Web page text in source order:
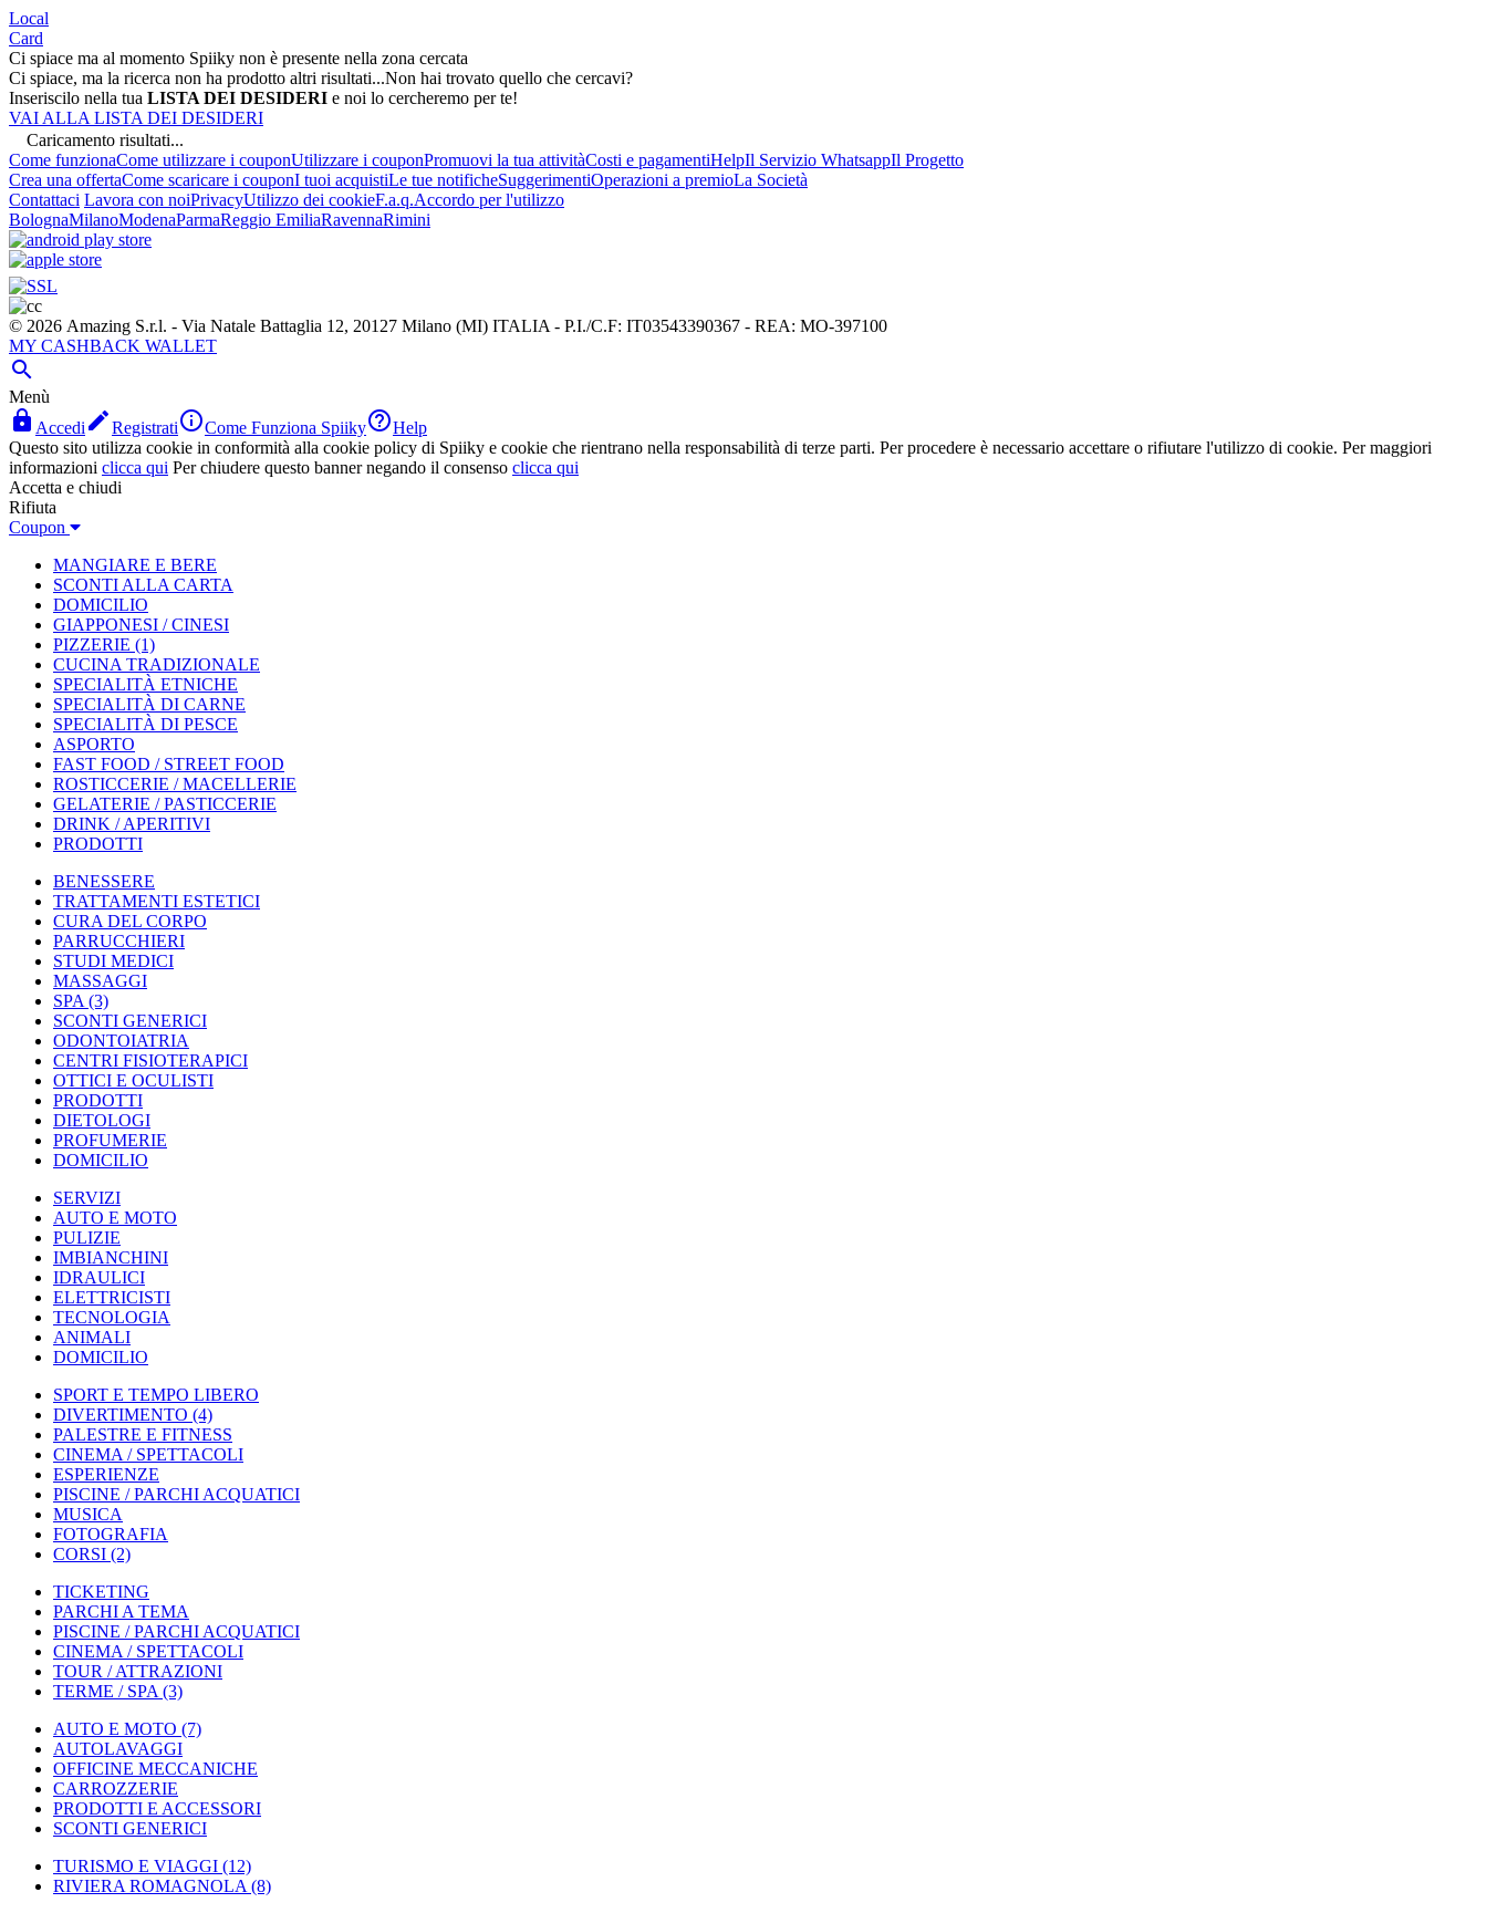
Local
Card
Ci spiace ma al momento Spiiky non è presente nella zona cercata
Ci spiace, ma la ricerca non ha prodotto altri risultati...Non hai trovato quello che cercavi?
Inseriscilo nella tua LISTA DEI DESIDERI e noi lo cercheremo per te!
VAI ALLA LISTA DEI DESIDERI
Caricamento risultati...
Come funzionaCome utilizzare i couponUtilizzare i couponPromuovi la tua attivitàCosti e pagamentiHelpIl Servizio WhatsappIl Progetto
Crea una offertaCome scaricare i couponI tuoi acquistiLe tue notificheSuggerimentiOperazioni a premioLa Società
Contattaci Lavora con noiPrivacyUtilizzo dei cookieF.a.q.Accordo per l'utilizzo
BolognaMilanoModenaParmaReggio EmiliaRavennaRimini
© 2026 Amazing S.r.l. - Via Natale Battaglia 12, 20127 Milano (MI) ITALIA - P.I./C.F: IT03543390367 - REA: MO-397100
MY CASHBACK WALLET

Menù
 Accedi RegistratiCome Funziona SpiikyHelp
Questo sito utilizza cookie in conformità alla cookie policy di Spiiky e cookie che rientrano nella responsabilità di terze parti. Per procedere è necessario accettare o rifiutare l'utilizzo di cookie. Per maggiori
informazioni clicca qui Per chiudere questo banner negando il consenso clicca qui
Accetta e chiudi
Rifiuta
Coupon
MANGIARE E BERE
SCONTI ALLA CARTA
DOMICILIO
GIAPPONESI / CINESI
PIZZERIE (1)
CUCINA TRADIZIONALE
SPECIALITÀ ETNICHE
SPECIALITÀ DI CARNE
SPECIALITÀ DI PESCE
ASPORTO
FAST FOOD / STREET FOOD
ROSTICCERIE / MACELLERIE
GELATERIE / PASTICCERIE
DRINK / APERITIVI
PRODOTTI
BENESSERE
TRATTAMENTI ESTETICI
CURA DEL CORPO
PARRUCCHIERI
STUDI MEDICI
MASSAGGI
SPA (3)
SCONTI GENERICI
ODONTOIATRIA
CENTRI FISIOTERAPICI
OTTICI E OCULISTI
PRODOTTI
DIETOLOGI
PROFUMERIE
DOMICILIO
SERVIZI
AUTO E MOTO
PULIZIE
IMBIANCHINI
IDRAULICI
ELETTRICISTI
TECNOLOGIA
ANIMALI
DOMICILIO
SPORT E TEMPO LIBERO
DIVERTIMENTO (4)
PALESTRE E FITNESS
CINEMA / SPETTACOLI
ESPERIENZE
PISCINE / PARCHI ACQUATICI
MUSICA
FOTOGRAFIA
CORSI (2)
TICKETING
PARCHI A TEMA
PISCINE / PARCHI ACQUATICI
CINEMA / SPETTACOLI
TOUR / ATTRAZIONI
TERME / SPA (3)
AUTO E MOTO (7)
AUTOLAVAGGI
OFFICINE MECCANICHE
CARROZZERIE
PRODOTTI E ACCESSORI
SCONTI GENERICI
TURISMO E VIAGGI (12)
RIVIERA ROMAGNOLA (8)